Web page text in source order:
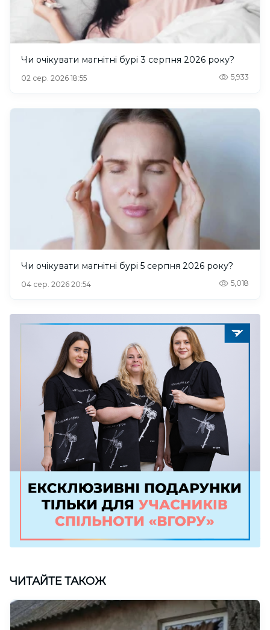
Чи очікувати магнітні бурі 3 серпня 2026 року?
02 сер. 2026 18:55 5,933
Чи очікувати магнітні бурі 5 серпня 2026 року?
04 сер. 2026 20:54 5,018
ЧИТАЙТЕ ТАКОЖ